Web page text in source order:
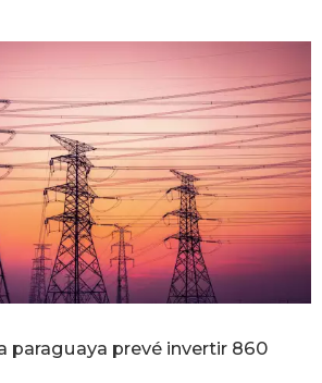
paraguaya prevé invertir 860